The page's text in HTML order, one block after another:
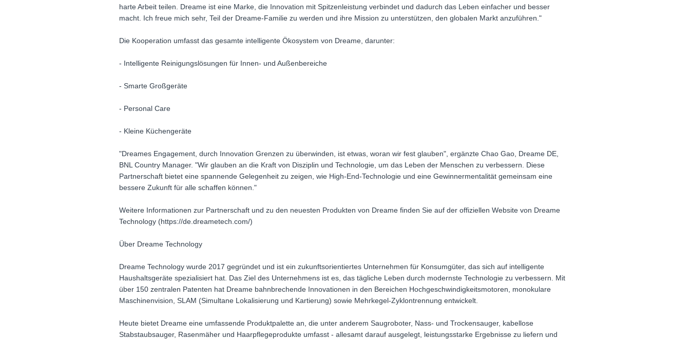
harte Arbeit teilen. Dreame ist eine Marke, die Innovation mit Spitzenleistung verbindet und dadurch das Leben einfacher und besser
macht. Ich freue mich sehr, Teil der Dreame-Familie zu werden und ihre Mission zu unterstützen, den globalen Markt anzuführen."
Die Kooperation umfasst das gesamte intelligente Ökosystem von Dreame, darunter:
- Intelligente Reinigungslösungen für Innen- und Außenbereiche
- Smarte Großgeräte
- Personal Care
- Kleine Küchengeräte
"Dreames Engagement, durch Innovation Grenzen zu überwinden, ist etwas, woran wir fest glauben", ergänzte Chao Gao, Dreame DE,
BNL Country Manager. "Wir glauben an die Kraft von Disziplin und Technologie, um das Leben der Menschen zu verbessern. Diese
Partnerschaft bietet eine spannende Gelegenheit zu zeigen, wie High-End-Technologie und eine Gewinnermentalität gemeinsam eine
bessere Zukunft für alle schaffen können."
Weitere Informationen zur Partnerschaft und zu den neuesten Produkten von Dreame finden Sie auf der offiziellen Website von Dreame
Technology (https://de.dreametech.com/)
Über Dreame Technology
Dreame Technology wurde 2017 gegründet und ist ein zukunftsorientiertes Unternehmen für Konsumgüter, das sich auf intelligente
Haushaltsgeräte spezialisiert hat. Das Ziel des Unternehmens ist es, das tägliche Leben durch modernste Technologie zu verbessern. Mit
über 150 zentralen Patenten hat Dreame bahnbrechende Innovationen in den Bereichen Hochgeschwindigkeitsmotoren, monokulare
Maschinenvision, SLAM (Simultane Lokalisierung und Kartierung) sowie Mehrkegel-Zyklontrennung entwickelt.
Heute bietet Dreame eine umfassende Produktpalette an, die unter anderem Saugroboter, Nass- und Trockensauger, kabellose
Stabstaubsauger, Rasenmäher und Haarpflegeprodukte umfasst - allesamt darauf ausgelegt, leistungsstarke Ergebnisse zu liefern und